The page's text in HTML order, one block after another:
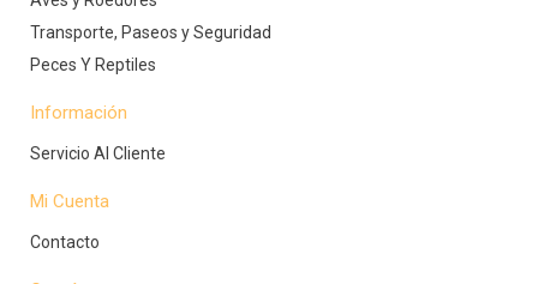
Transporte, Paseos y Seguridad
Peces Y Reptiles
Información
Servicio Al Cliente
Mi Cuenta
Contacto